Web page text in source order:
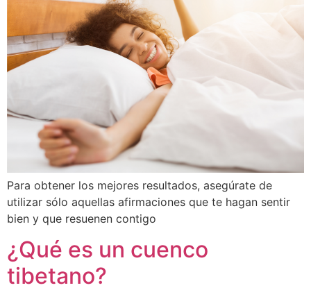
Para obtener los mejores resultados, asegúrate de
utilizar sólo aquellas afirmaciones que te hagan sentir
bien y que resuenen contigo
¿Qué es un cuenco
tibetano?